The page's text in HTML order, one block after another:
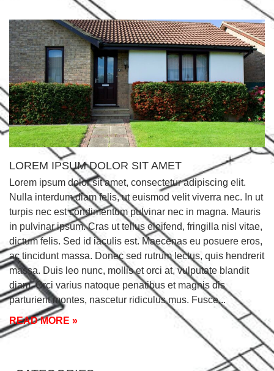
LOREM IPSUM DOLOR SIT AMET
Lorem ipsum dolor sit amet, consectetur adipiscing elit.
Nulla interdum diam felis, ut euismod velit viverra nec. In ut
turpis nec est condimentum pulvinar nec in magna. Mauris
in pulvinar ipsum. Cras ut tellus eleifend, fringilla nisl vitae,
dictum felis. Sed id iaculis est. Maecenas eu posuere eros,
ac tincidunt massa. Donec sed rutrum lectus, quis hendrerit
massa. Duis leo nunc, mollis et orci at, vulputate blandit
diam. Orci varius natoque penatibus et magnis dis
parturient montes, nascetur ridiculus mus. Fusce
READ MORE »